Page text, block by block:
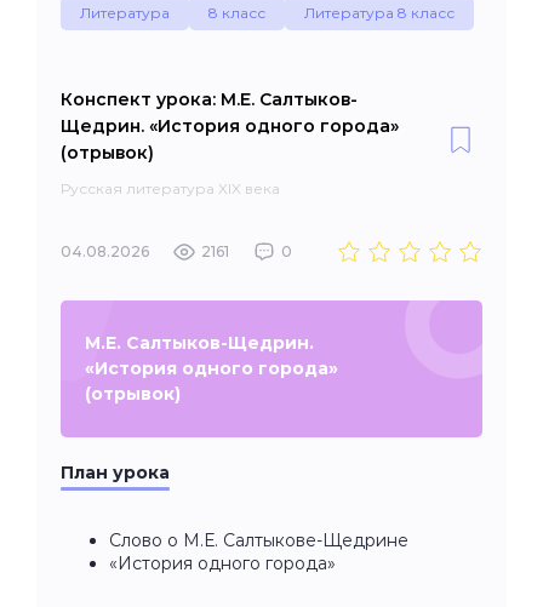
Литература 8 класс Литература 8 класс
Конспект урока: М.Е. Салтыков-
Щедрин. «История одного города»
(отрывок)
Русская литература XIX века
04.08.2026 2161 0
М.Е. Салтыков-Щедрин.
«История одного города»
(отрывок)
План урока
Слово о М.Е. Салтыкове-Щедрине
«История одного города»